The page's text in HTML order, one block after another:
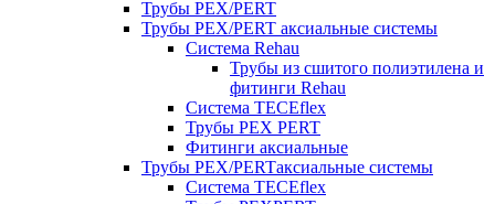
Трубы PEX/PERT
Трубы PEX/PERT аксиальные системы
Система Rehau
Трубы из сшитого полиэтилена и
фитинги Rehau
Система TECEflex
Трубы PEX PERT
Фитинги аксиальные
Трубы PEX/PERTаксиальные системы
Система TECEflex